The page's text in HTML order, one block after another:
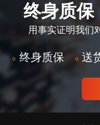
终身质保
用事实证明我们
○ 终身质保 ○ 送